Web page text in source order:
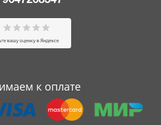
к оплате